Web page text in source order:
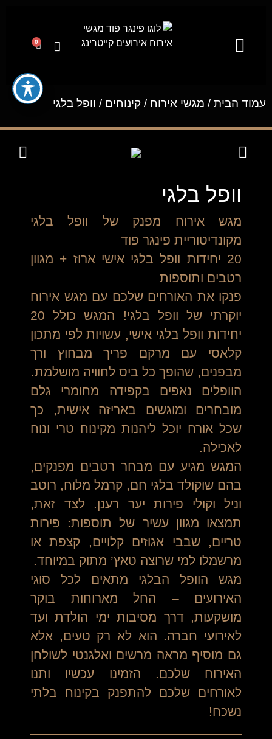
0
עמוד הבית/ מגשי אירוח / קינוחים / וופל בלגי
וופל בלגי
מגש אירוח מפנק של וופל בלגי
מקונדיטוריית פינגר פוד
20 יחידות וופל בלגי אישי ארוז + מגוון
רטבים ותוספות
פנקו את האורחים שלכם עם מגש אירוח
יוקרתי של וופל בלגי! המגש כולל 20
יחידות וופל בלגי אישי, עשויות לפי מתכון
קלאסי עם מרקם פריך מבחוץ ורך
מבפנים, שהופך כל ביס לחוויה מושלמת.
הוופלים נאפים בקפידה מחומרי גלם
מובחרים ומוגשים באריזה אישית, כך
שכל אורח יוכל ליהנות מקינוח טרי ונוח
לאכילה.
המגש מגיע עם מבחר רטבים מפנקים,
בהם שוקולד בלגי חם, קרמל מלוח, רוטב
וניל וקולי פירות יער רענן. לצד זאת,
תמצאו מגוון עשיר של תוספות: פירות
טריים, שבבי אגוזים קלויים, קצפת או
מרשמלו למי שרוצה טאץ’ מתוק במיוחד.
מגש הוופל הבלגי מתאים לכל סוגי
האירועים – החל מארוחות בוקר
מושקעות, דרך מסיבות ימי הולדת ועד
לאירועי חברה. הוא לא רק טעים, אלא
גם מוסיף מראה מרשים ואלגנטי לשולחן
האירוח שלכם. הזמינו עכשיו ותנו
לאורחים שלכם להתפנק בקינוח בלתי
נשכח!